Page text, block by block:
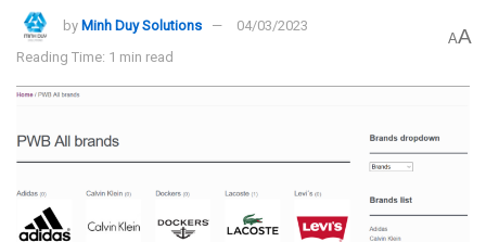
by Minh Duy Solutions
04/03/2023
Reading Time: 1 min read
AA